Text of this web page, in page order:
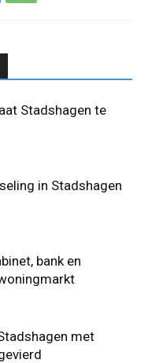
Stadshagen te
in Stadshagen
bank en
met